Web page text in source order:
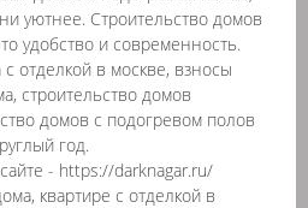
уютнее. Строительство домов
удобство и современность.
отделкой в москве, взносы
строительство домов
домов с подогревом полов
год.
- https://darknagar.ru/
квартире с отделкой в